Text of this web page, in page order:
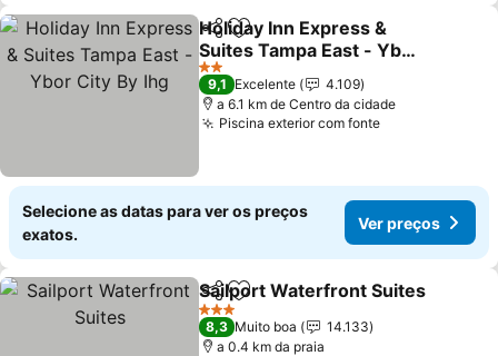
PartilharAdicionar aos favoritos
Holiday Inn Express &
Suites Tampa East - Ybor
City By Ihg
2 Estrelas
9,1 Excelente
4.109
a 6.1 km de Centro da cidade
Piscina exterior com fonte
Selecione as datas para ver os preços
exatos.
Ver preços
PartilharAdicionar aos favoritos
Sailport Waterfront Suites
3 Estrelas
8,3 Muito boa
14.133
a 0.4 km da praia